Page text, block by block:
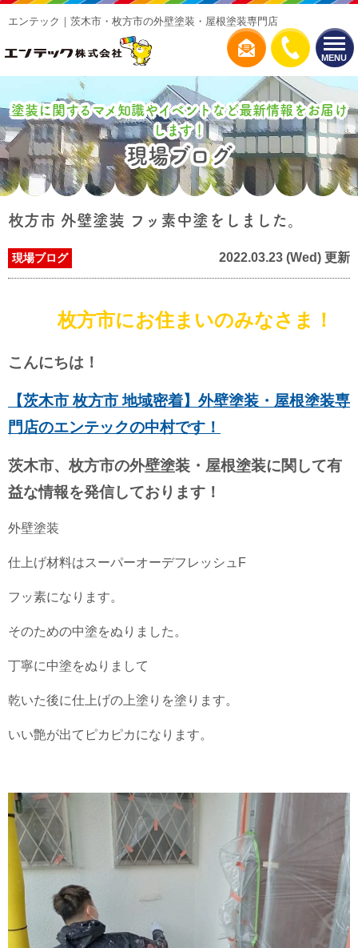
MENU
エンテック｜茨木市・枚方市の外壁塗装・屋根塗装専門店
塗装に関するマメ知識やイベントなど最新情報をお届け
します！
現場ブログ
枚方市 外壁塗装 フッ素中塗をしました。
現場ブログ 2022.03.23 (Wed) 更新
枚方市にお住まいのみなさま！
こんにちは！
【茨木市 枚方市 地域密着】外壁塗装・屋根塗装専
門店のエンテックの中村です！
茨木市、枚方市の外壁塗装・屋根塗装に関して有
益な情報を発信しております！
外壁塗装
仕上げ材料はスーパーオーデフレッシュF
フッ素になります。
そのための中塗をぬりました。
丁寧に中塗をぬりまして
乾いた後に仕上げの上塗りを塗ります。
いい艶が出てピカピカになります。